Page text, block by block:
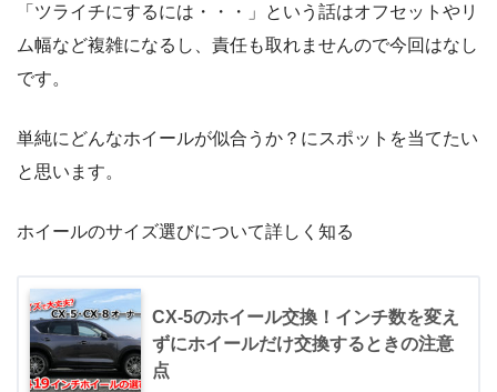
「ツライチにするには・・・」という話はオフセットやリ
ム幅など複雑になるし、責任も取れませんので今回はなし
です。
単純にどんなホイールが似合うか？にスポットを当てたい
と思います。
ホイールのサイズ選びについて詳しく知る
CX-5のホイール交換！インチ数を変え
ずにホイールだけ交換するときの注意
点